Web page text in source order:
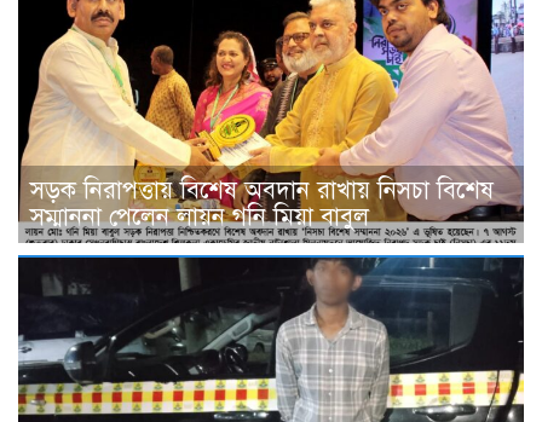
সড়ক নিরাপত্তায় বিশেষ অবদান রাখায় নিসচা বিশেষ
সম্মাননা পেলেন লায়ন গনি মিয়া বাবুল